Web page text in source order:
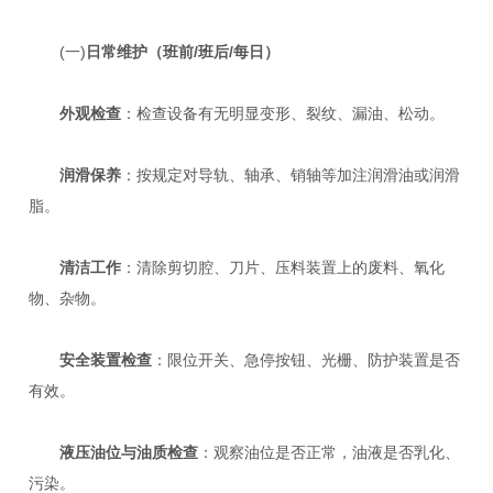
(一) 日常维护（班前/班后/每日）
外观检查 ：检查设备有无明显变形、裂纹、漏油、松动。
润滑保养 ：按规定对导轨、轴承、销轴等加注润滑油或润滑
脂。
清洁工作 ：清除剪切腔、刀片、压料装置上的废料、氧化
物、杂物。
安全装置检查 ：限位开关、急停按钮、光栅、防护装置是否
有效。
液压油位与油质检查 ：观察油位是否正常，油液是否乳化、
污染。